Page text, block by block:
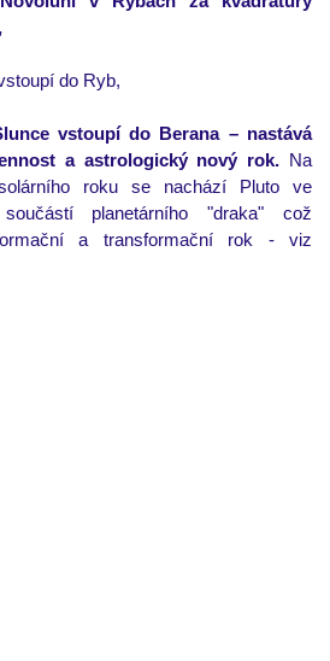
do Ryb,
vstoupí do Berana – nastává
a astrologický nový rok. Na
roku se nachází Pluto ve
planetárního "draka" což
a transformační rok - viz